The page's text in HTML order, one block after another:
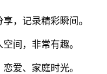
，记录精彩瞬间。
间，非常有趣。
爱、家庭时光。